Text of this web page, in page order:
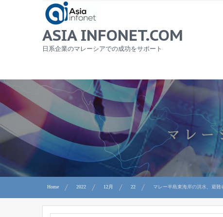
ASIA INFONET.COM
日系企業のマレーシアでの成功をサポート
Home 2022 12月 22 マレー半島東海岸の洪水、避難